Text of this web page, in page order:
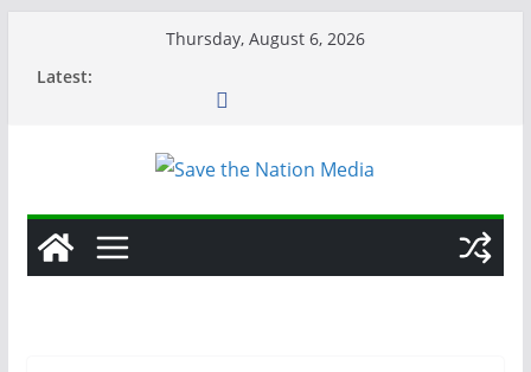
Thursday, August 6, 2026
Latest: